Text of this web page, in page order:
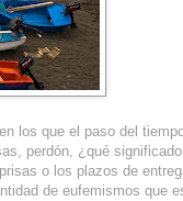
los que el paso del
perdón, ¿qué
o los plazos de
de eufemismos que